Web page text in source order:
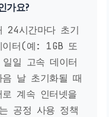
가요?
24시간마다 초기
이터(예: 1GB 또
일 고속 데이터
날 초기화될 때
계속 인터넷을
공정 사용 정책